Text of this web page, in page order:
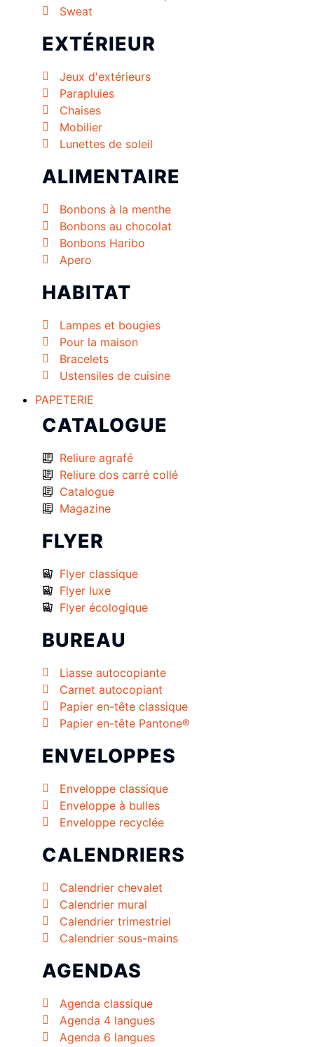
Sweat
EXTÉRIEUR
Jeux d'extérieurs
Parapluies
Chaises
Mobilier
Lunettes de soleil
ALIMENTAIRE
Bonbons à la menthe
Bonbons au chocolat
Bonbons Haribo
Apero
HABITAT
Lampes et bougies
Pour la maison
Bracelets
Ustensiles de cuisine
PAPETERIE
CATALOGUE
Reliure agrafé
Reliure dos carré collé
Catalogue
Magazine
FLYER
Flyer classique
Flyer luxe
Flyer écologique
BUREAU
Liasse autocopiante
Carnet autocopiant
Papier en-tête classique
Papier en-tête Pantone®
ENVELOPPES
Enveloppe classique
Enveloppe à bulles
Enveloppe recyclée
CALENDRIERS
Calendrier chevalet
Calendrier mural
Calendrier trimestriel
Calendrier sous-mains
AGENDAS
Agenda classique
Agenda 4 langues
Agenda 6 langues